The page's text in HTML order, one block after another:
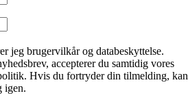
jeg brugervilkår og databeskyttelse.
accepterer du samtidig vores
Hvis du fortryder din tilmelding, kan
igen.